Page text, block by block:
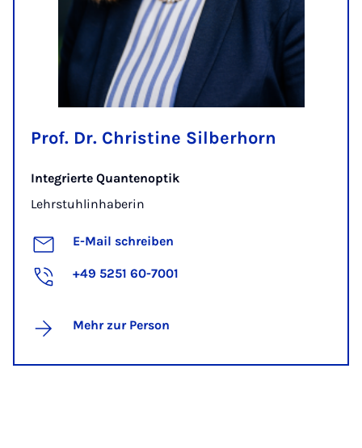
Prof. Dr. Christine Silberhorn
Integrierte Quantenoptik
Lehrstuhlinhaberin
E-Mail schreiben
+49 5251 60-7001
Mehr zur Person